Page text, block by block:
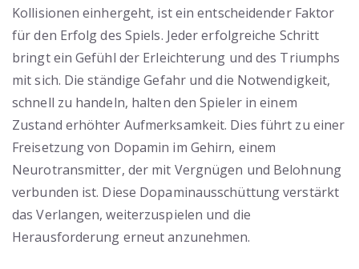
Kollisionen einhergeht, ist ein entscheidender Faktor
für den Erfolg des Spiels. Jeder erfolgreiche Schritt
bringt ein Gefühl der Erleichterung und des Triumphs
mit sich. Die ständige Gefahr und die Notwendigkeit,
schnell zu handeln, halten den Spieler in einem
Zustand erhöhter Aufmerksamkeit. Dies führt zu einer
Freisetzung von Dopamin im Gehirn, einem
Neurotransmitter, der mit Vergnügen und Belohnung
verbunden ist. Diese Dopaminausschüttung verstärkt
das Verlangen, weiterzuspielen und die
Herausforderung erneut anzunehmen.